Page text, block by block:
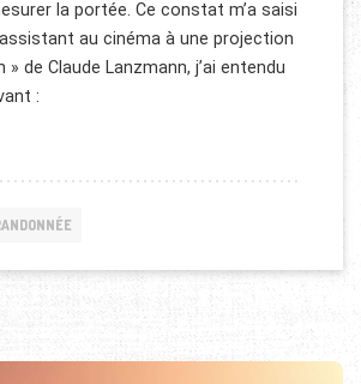
la portée. Ce constat m’a saisi
assistant au cinéma à une projection
» de Claude Lanzmann, j’ai entendu
:
DE L’ALPINISTE